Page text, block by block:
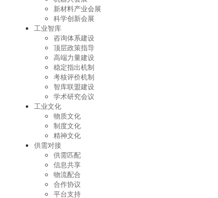
新材料产业会展
科学创新会展
工业智库
咨询体系建设
顶层政策指导
高端力量建设
稳定指出机制
考核评价机制
智库联盟建设
学术研究会议
工业文化
物质文化
制度文化
精神文化
供需对接
供需匹配
信息共享
物流配合
合作协议
平台支持